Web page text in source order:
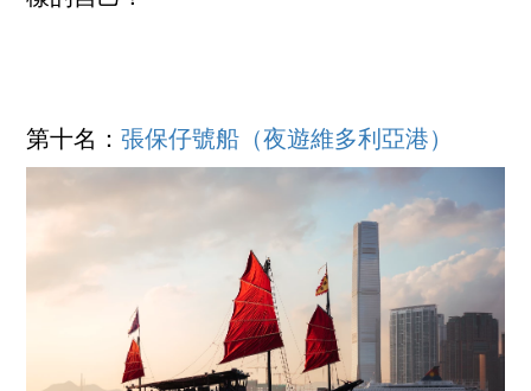
第十名：張保仔號船（夜遊維多利亞港）